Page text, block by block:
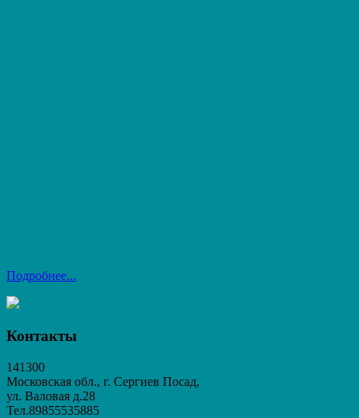
Подробнее...
Контакты
141300
Московская обл., г. Сергиев Посад,
ул. Валовая д.28
Тел.89855535885